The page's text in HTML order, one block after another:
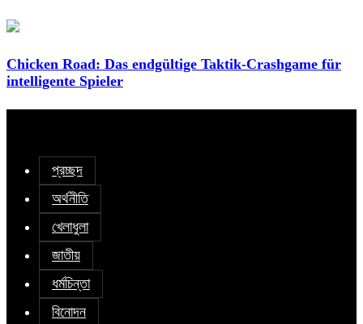
Chicken Road: Das endgültige Taktik-Crashgame für
intelligente Spieler
প্রচ্ছদ
অর্থনীতি
খেলাধুলা
জাতীয়
ধর্মচিন্তা
বিনোদন